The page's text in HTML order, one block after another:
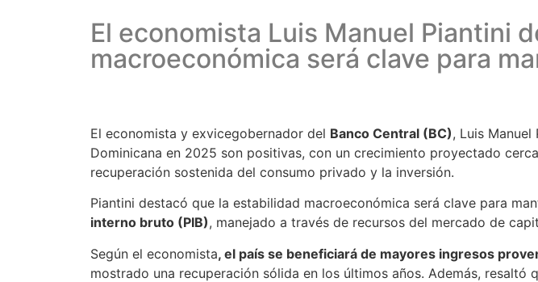
El economista Luis Manuel Piantini
macroeconómica será clave para
El economista y exvicegobernador del Banco Central (BC), Luis
Dominicana en 2025 son positivas, con un crecimiento proyectado
recuperación sostenida del consumo privado y la inversión.
Piantini destacó que la estabilidad macroeconómica será clave para
interno bruto (PIB), manejado a través de recursos del mercado de
Según el economista, el país se beneficiará de mayores ingresos
mostrado una recuperación sólida en los últimos años. Además,